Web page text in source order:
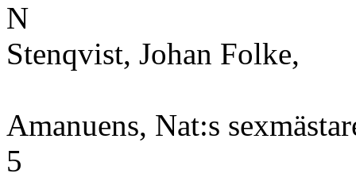
N
Stenqvist, Johan Folke,
Amanuens, Nat:s
5